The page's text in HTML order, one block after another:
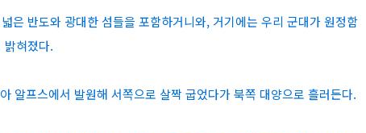
은 반도와 광대한 섬들을 포함하거니와, 거기에는 우리 군대가 원정함
밝혀졌다.
알프스에서 발원해 서쪽으로 살짝 굽었다가 북쪽 대양으로 흘러든다.